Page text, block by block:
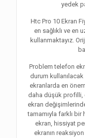
yedek
Htc Pro 10 Ekran
en sağlıklı ve en
kullanmaktayız.
Problem telefon
durum
ekranlarda en
daha düşük profilli,
ekran
tamamıyla farklı
ekran, hissiyat
ekranın